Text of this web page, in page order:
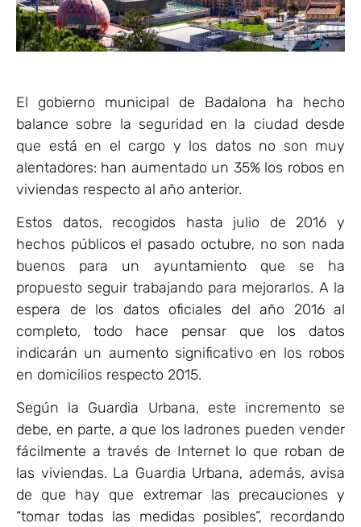
El gobierno municipal de Badalona ha hecho
balance sobre la seguridad en la ciudad desde
que está en el cargo y los datos no son muy
alentadores: han aumentado un 35% los robos en
viviendas respecto al año anterior.
Estos datos, recogidos hasta julio de 2016 y
hechos públicos el pasado octubre, no son nada
buenos para un ayuntamiento que se ha
propuesto seguir trabajando para mejorarlos. A la
espera de los datos oficiales del año 2016 al
completo, todo hace pensar que los datos
indicarán un aumento significativo en los robos
en domicilios respecto 2015.
Según la Guardia Urbana, este incremento se
debe, en parte, a que los ladrones pueden vender
fácilmente a través de Internet lo que roban de
las viviendas. La Guardia Urbana, además, avisa
de que hay que extremar las precauciones y
“tomar todas las medidas posibles”, recordando